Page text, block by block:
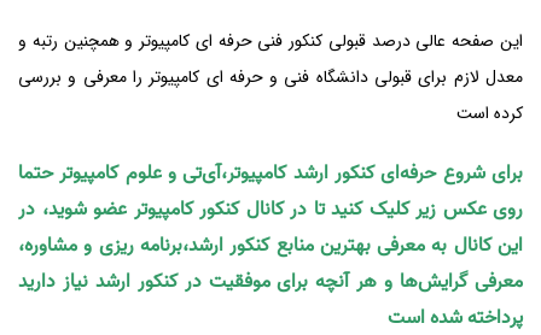
این صفحه عالی درصد قبولی کنکور فنی حرفه ای کامپیوتر و همچنین رتبه و
معدل لازم برای قبولی دانشگاه فنی و حرفه ای کامپیوتر را معرفی و بررسی
کرده است
برای شروع حرفه‌ای کنکور ارشد کامپیوتر،آی‌تی و علوم کامپیوتر حتما
روی عکس زیر کلیک کنید تا در کانال کنکور کامپیوتر عضو شوید، در
این کانال به معرفی بهترین منابع کنکور ارشد،برنامه ریزی و مشاوره،
معرفی گرایش‌ها و هر آنچه برای موفقیت در کنکور ارشد نیاز دارید
پرداخته شده است